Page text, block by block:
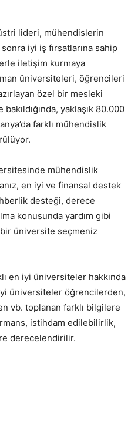
lideri, mühendislerin
iyi iş fırsatlarına sahip
iletişim kurmaya
üniversiteleri, öğrencileri
özel bir mesleki
yaklaşık 80.000
farklı mühendislik
mühendislik
en iyi ve finansal destek
desteği, derece
konusunda yardım gibi
üniversite seçmeniz
en iyi üniversiteler hakkında
üniversiteler öğrencilerden,
vb. toplanan farklı bilgilere
istihdam edilebilirlik,
derecelendirilir.